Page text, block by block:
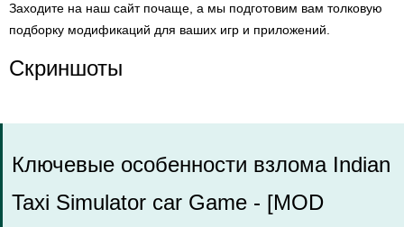
Заходите на наш сайт почаще, а мы подготовим вам толковую
подборку модификаций для ваших игр и приложений.
Скриншоты
Ключевые особенности взлома Indian
Taxi Simulator car Game - [MOD